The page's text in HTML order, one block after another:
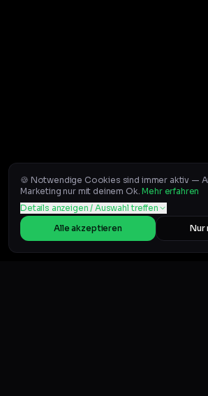
🍪 Notwendige Cookies sind immer aktiv —
Marketing nur mit deinem Ok. Mehr erfahren
Details anzeigen / Auswahl treffen
Alle akzeptieren
Nur